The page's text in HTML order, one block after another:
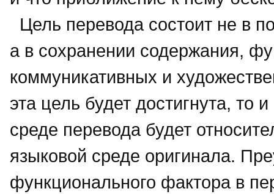
Цель перевода состоит не в
а в сохранении содержания,
коммуникативных и
эта цель будет достигнута, то
среде перевода будет
языковой среде оригинала.
функционального фактора в